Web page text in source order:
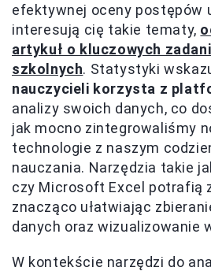
efektywnej oceny postępów
interesują cię takie tematy,
artykuł o kluczowych
szkolnych. Statystyki
nauczycieli korzysta z
analizy swoich danych, co
jak mocno zintegrowaliśmy
technologie z naszym
nauczania. Narzędzia takie
czy Microsoft Excel potrafią
znacząco ułatwiając
danych oraz wizualizowanie
W kontekście narzędzi do